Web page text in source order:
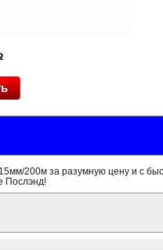
200м за разумную цену и с
Послэнд!